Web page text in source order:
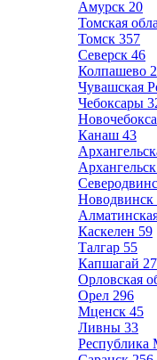
Амурск 20
Томская
Томск 357
Северск 46
Колпашево
Чувашская
Чебоксары
Канаш 43
Архангельск
Новодвинск
Каскелен 59
Талгар 55
Капшагай 27
Орловская
Орел 296
Мценск 45
Ливны 33
Республика